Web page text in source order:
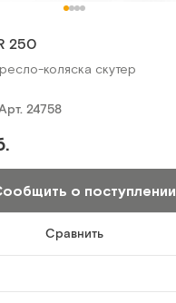
250
коляска скутер
24758
о поступлении
Сравнить